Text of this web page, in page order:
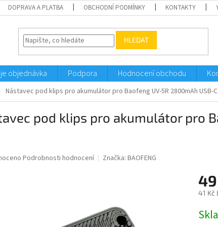
DOPRAVA A PLATBA OBCHODNÍ PODMÍNKY KONTAKTY
HLEDAT
objednávka Podpora Hodnocení obchodu
Nástavec pod klips pro akumulátor pro Baofeng UV-5R 2800mAh USB-C
pod klips pro akumulátor pro
Podrobnosti hodnocení Značka: BAOFENG
41 Kč
cena: